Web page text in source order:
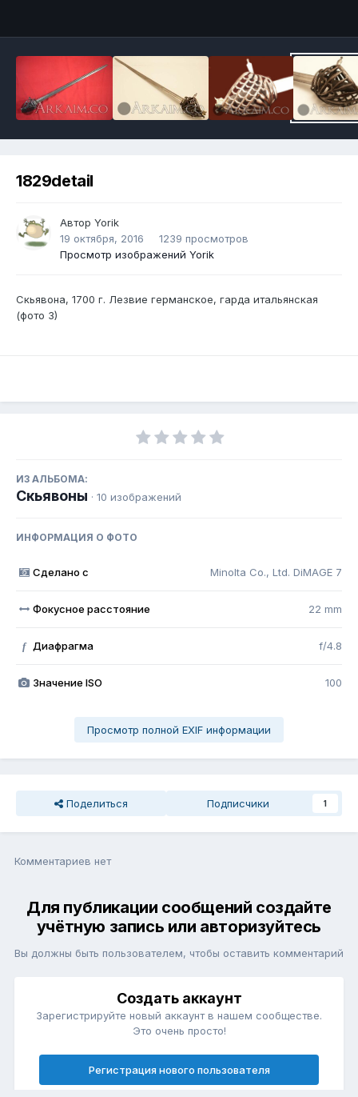
1829detail
Автор Yorik
19 октября, 2016
1239 просмотров
Просмотр изображений Yorik
Скьявона, 1700 г. Лезвие германское, гарда итальянская
(фото 3)
ИЗ АЛЬБОМА:
Скьявоны · 10 изображений
ИНФОРМАЦИЯ О ФОТО
Сделано с Minolta Co., Ltd. DiMAGE 7
Фокусное расстояние 22 mm
f Диафрагма f/4.8
Значение ISO 100
Просмотр полной EXIF информации
Поделиться Подписчики 1
Комментариев нет
Для публикации сообщений создайте
учётную запись или авторизуйтесь
Вы должны быть пользователем, чтобы оставить комментарий
Создать аккаунт
Зарегистрируйте новый аккаунт в нашем сообществе.
Это очень просто!
Регистрация нового пользователя